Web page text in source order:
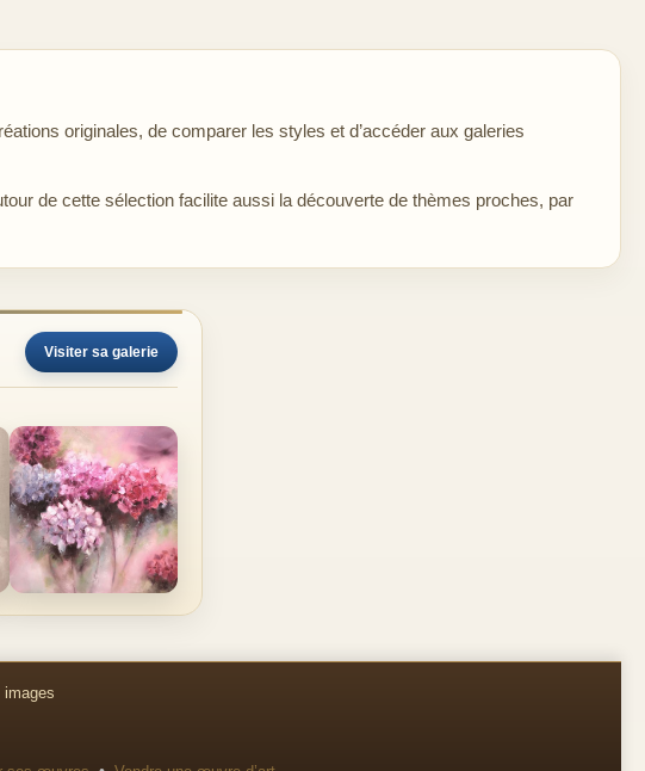
originales, de comparer les styles et d’accéder aux galeries
de cette sélection facilite aussi la découverte de thèmes proches, par
Visiter sa galerie
images